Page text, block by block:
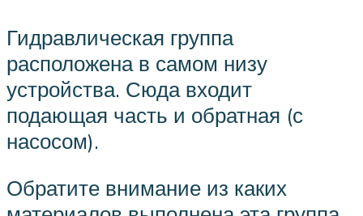
Гидравлическая группа
расположена в самом низу
устройства. Сюда входит
подающая часть и обратная (с
насосом).
Обратите внимание из каких